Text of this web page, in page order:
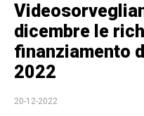
dicembre le
finanziamento
2022
20-12-2022